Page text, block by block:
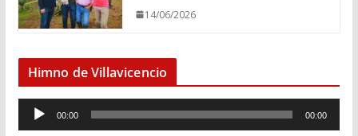
14/06/2026
Himno de Villavicencio
e
00:00 00:00